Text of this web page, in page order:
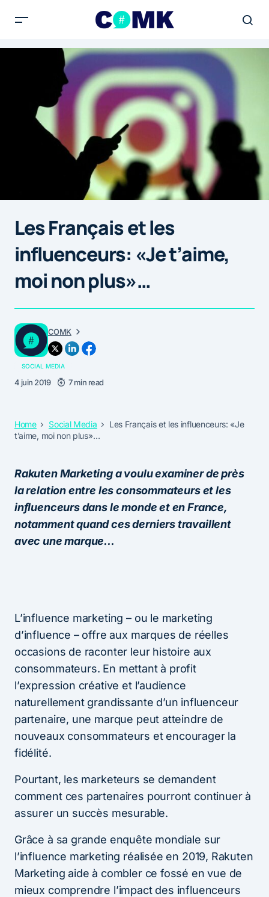
Les Français et les
influenceurs: «Je t’aime,
moi non plus»…
COMK
SOCIAL MEDIA
4 juin 2019 7 min read
Home Social Media
Les Français et les influenceurs: «Je
t’aime, moi non plus»…
Rakuten Marketing a voulu examiner de près
la relation entre les consommateurs et les
influenceurs dans le monde et en France,
notamment quand ces derniers travaillent
avec une marque…
L’influence marketing – ou le marketing
d’influence – offre aux marques de réelles
occasions de raconter leur histoire aux
consommateurs. En mettant à profit
l’expression créative et l’audience
naturellement grandissante d’un influenceur
partenaire, une marque peut atteindre de
nouveaux consommateurs et encourager la
fidélité.
Pourtant, les marketeurs se demandent
comment ces partenaires pourront continuer à
assurer un succès mesurable.
Grâce à sa grande enquête mondiale sur
l’influence marketing réalisée en 2019, Rakuten
Marketing aide à combler ce fossé en vue de
mieux comprendre l’impact des influenceurs